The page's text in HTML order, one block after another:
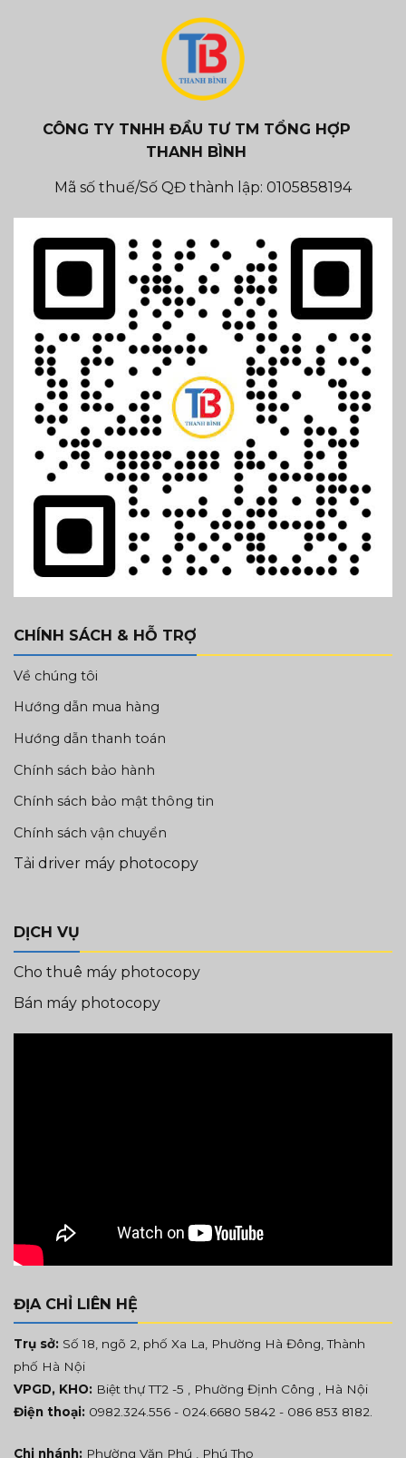
CÔNG TY TNHH ĐẦU TƯ TM TỔNG HỢP
THANH BÌNH
Mã số thuế/Số QĐ thành lập: 0105858194
CHÍNH SÁCH & HỖ TRỢ
Về chúng tôi
Hướng dẫn mua hàng
Hướng dẫn thanh toán
Chính sách bảo hành
Chính sách bảo mật thông tin
Chính sách vận chuyển
Tải driver máy photocopy
DỊCH VỤ
Cho thuê máy photocopy
Bán máy photocopy
ĐỊA CHỈ LIÊN HỆ
Trụ sở: Số 18, ngõ 2, phố Xa La, Phường Hà Đông, Thành
phố Hà Nội
VPGD, KHO: Biệt thự TT2 -5 , Phường Định Công , Hà Nội
Điện thoại: 0982.324.556 - 024.6680 5842 - 086 853 8182.
Chi nhánh: Phường Văn Phú , Phú Thọ